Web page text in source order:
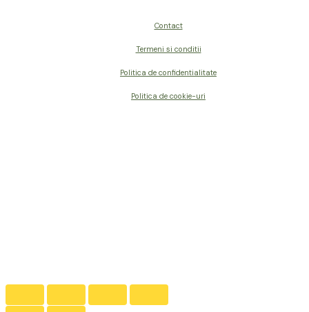
Contact
Termeni si conditii
Politica de confidentialitate
Politica de cookie-uri